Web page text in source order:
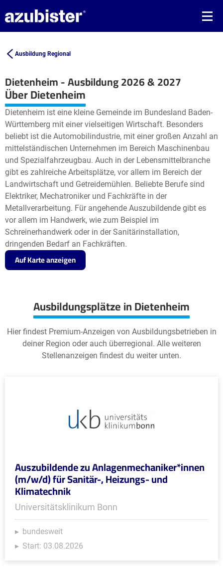
Ausbildung Regional
Dietenheim - Ausbildung 2026 & 2027
+
−
Leaflet| ©OpenStreetMap2
Über Dietenheim
Dietenheim ist eine kleine Gemeinde im Bundesland Baden-
Württemberg mit einer vielseitigen Wirtschaft. Besonders
beliebt ist die Automobilindustrie, mit einer großen Anzahl an
mittelständischen Unternehmen im Bereich Maschinenbau
und Spezialfahrzeugbau. Auch in der Lebensmittelbranche
gibt es zahlreiche Arbeitsplätze, vor allem im Bereich der
Landwirtschaft und Getreidemühlen. Beliebte Berufe sind
Elektriker, Mechatroniker und Fachkräfte in der
Metallverarbeitung. Für angehende Auszubildende gibt es
vor allem im Handwerk, wie zum Beispiel im
Schreinerhandwerk oder in der Sanitärinstallation,
dringenden Bedarf an Fachkräften.
Auf Karte anzeigen
Ausbildungsplätze in Dietenheim
Hier findest Premium-Anzeigen von Ausbildungsbetrieben in
deiner Region oder auch überregional. Alle weiteren
Stellenanzeigen findest du weiter unten.
Auszubildende zu Anlagenmechaniker*innen
(m/w/d) für Sanitär-, Heizungs- und
Klimatechnik
Universitätsklinikum Bonn
bundesweit
Start: 03.08.2026